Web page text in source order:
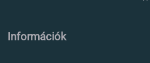
Információk